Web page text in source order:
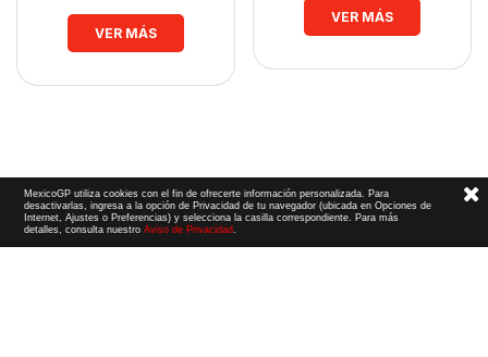
VER MÁS
VER MÁS
MexicoGP utiliza cookies con el fin de ofrecerte información personalizada. Para
desactivarlas, ingresa a la opción de Privacidad de tu navegador (ubicada en Opciones de
Internet, Ajustes o Preferencias) y selecciona la casilla correspondiente. Para más
detalles, consulta nuestroAviso de Privacidad.